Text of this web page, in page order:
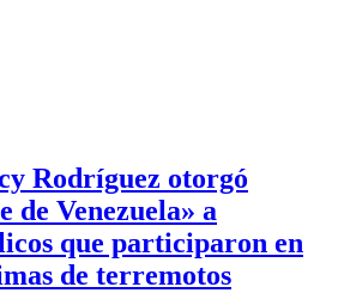
Rodríguez otorgó
de Venezuela» a
que participaron en
de terremotos